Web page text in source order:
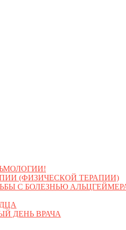
(ФИЗИЧЕСКОЙ ТЕРАПИИ)
АЛЬЦГЕЙМЕРА
ДЕНЬ ВРАЧА